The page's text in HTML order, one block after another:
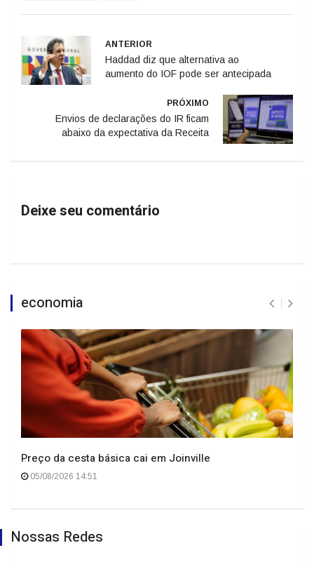
ANTERIOR
Haddad diz que alternativa ao
aumento do IOF pode ser antecipada
PRÓXIMO
Envios de declarações do IR ficam
abaixo da expectativa da Receita
Deixe seu comentário
economia
Preço da cesta básica cai em Joinville
05/08/2026 14:51
Nossas Redes